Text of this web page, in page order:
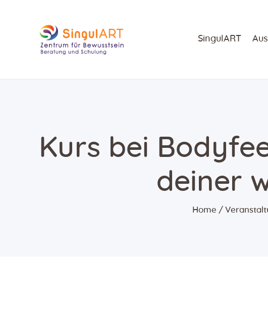
SingulART
Kurs bei
deiner
Home